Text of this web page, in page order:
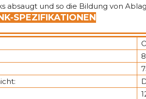
absaugt und so die Bildung von
SPEZIFIKATIONEN